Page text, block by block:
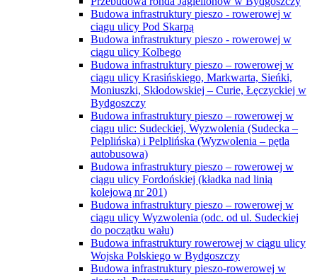
Budowa infrastruktury pieszo - rowerowej w
ciągu ulicy Pod Skarpą
Budowa infrastruktury pieszo - rowerowej w
ciągu ulicy Kolbego
Budowa infrastruktury pieszo – rowerowej w
ciągu ulicy Krasińskiego, Markwarta, Sieńki,
Moniuszki, Skłodowskiej – Curie, Łęczyckiej w
Bydgoszczy
Budowa infrastruktury pieszo – rowerowej w
ciągu ulic: Sudeckiej, Wyzwolenia (Sudecka –
Pelplińska) i Pelplińska (Wyzwolenia – pętla
autobusowa)
Budowa infrastruktury pieszo – rowerowej w
ciągu ulicy Fordońskiej (kładka nad linią
kolejową nr 201)
Budowa infrastruktury pieszo – rowerowej w
ciągu ulicy Wyzwolenia (odc. od ul. Sudeckiej
do początku wału)
Budowa infrastruktury rowerowej w ciągu ulicy
Wojska Polskiego w Bydgoszczy
Budowa infrastruktury pieszo-rowerowej w